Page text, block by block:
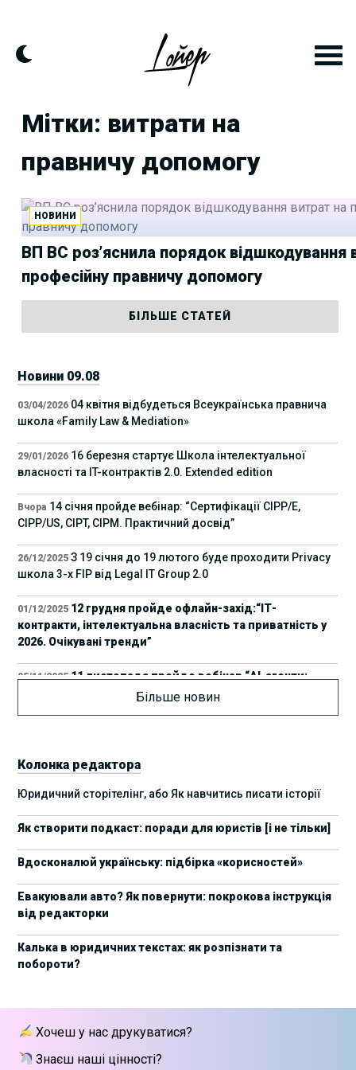
content
Мітки: витрати на
правничу допомогу
НОВИНИ
ВП ВС роз’яснила порядок відшкодування
професійну правничу допомогу
БІЛЬШЕ СТАТЕЙ
Новини 09.08
03/04/2026 04 квітня відбудеться Всеукраїнська правнича
школа «Family Law & Mediation»
29/01/2026 16 березня стартує Школа інтелектуальної
власності та IT-контрактів 2.0. Extended edition
Вчора 14 січня пройде вебінар: “Сертифікації СІРР/Е,
CIPP/US, CIPT, CIPM. Практичний досвід”
26/12/2025 З 19 січня до 19 лютого буде проходити Privacy
школа 3-х FIP від Legal IT Group 2.0
01/12/2025 12 грудня пройде офлайн-захід:“ІТ-
контракти, інтелектуальна власність та приватність у
2026. Очікувані тренди”
05/11/2025 11 листопада пройде вебінар “AI-агенти:
прайвесі, IP та комплаєнс ризики”
17 листопада стартує Школа юридичної
підтримки ШІ-проєктів від Legal IT Group
19/09/2025 4 жовтня пройде щорічний забіг до Дня
09/09/2025 10 жовтня пройдуть XII Міжнародні
01/09/2025 15 вересня стартує сучасна школа
IT Group
Як юристу працювати з IT-договорами?
Більше новин
Колонка редактора
Юридичний сторітелінг, або Як навчитись писати історії
Як створити подкаст: поради для юристів [і не тільки]
Вдосконалюй українську: підбірка «корисностей»
Евакуювали авто? Як повернути: покрокова інструкція
від редакторки
Калька в юридичних текстах: як розпізнати та
побороти?
Хочеш у нас друкуватися?
Знаєш наші цінності?